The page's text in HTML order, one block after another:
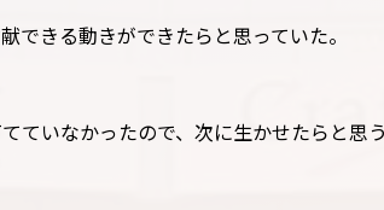
できる動きができたらと思っていた。
ていなかったので、次に生かせたらと思